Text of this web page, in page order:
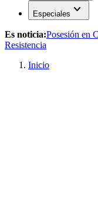
Especiales expand_more
Es noticia:Posesión en
Resistencia
Inicio